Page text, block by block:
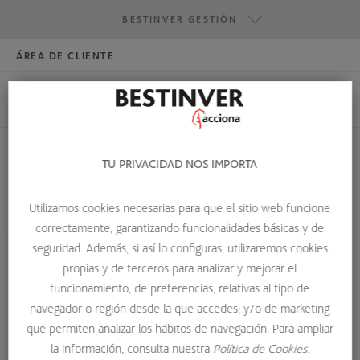
BESTINVER GESTIÓN
BESTINVER SECURITIES
ÁREA DE CLIENTE
GLOSARIO DE TÉRMINOS FLUJO DE CAJA LIBRE
Flujo de caja libre
Free Cash Flow es el dinero disponible en la empresa una
vez cubiertas todas las necesidades de reinversión en
TU PRIVACIDAD NOS IMPORTA
Utilizamos cookies necesarias para que el sitio web funcione
correctamente, garantizando funcionalidades básicas y de
seguridad. Además, si así lo configuras, utilizaremos cookies
propias y de terceros para analizar y mejorar el
funcionamiento; de preferencias, relativas al tipo de
navegador o región desde la que accedes; y/o de marketing
que permiten analizar los hábitos de navegación. Para ampliar
la información, consulta nuestra Política de Cookies.